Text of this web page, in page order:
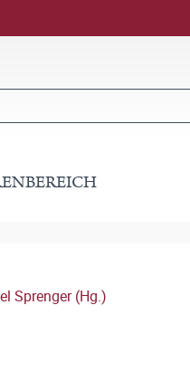
Sprenger (Hg.)